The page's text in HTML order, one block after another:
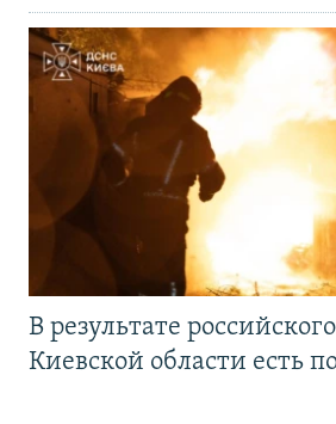
В результате
Киевской области есть